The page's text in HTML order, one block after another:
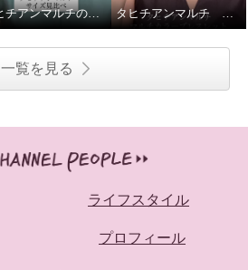
タヒチアンマルチのネックレス2種、重ねてみました タヒチアンマルチ マルチカラーブレスレットの着脱動画です
一覧を見る
ライフスタイル
プロフィール